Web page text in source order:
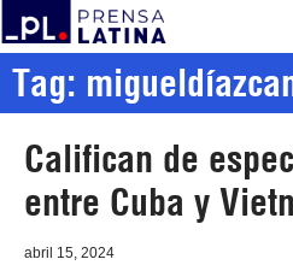
Tag:
Califican de
entre Cuba y
abril 15, 2024